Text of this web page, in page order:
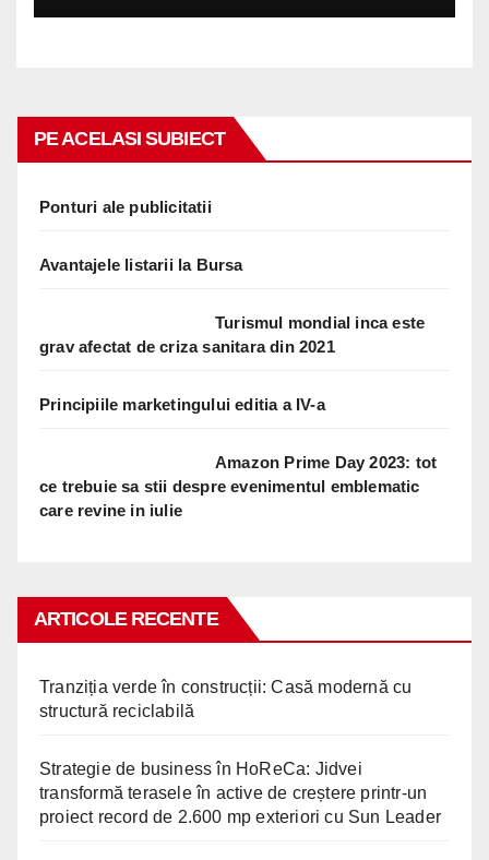
PE ACELASI SUBIECT
Ponturi ale publicitatii
Avantajele listarii la Bursa
Turismul mondial inca este
grav afectat de criza sanitara din 2021
Principiile marketingului editia a IV-a
Amazon Prime Day 2023: tot
ce trebuie sa stii despre evenimentul emblematic
care revine in iulie
ARTICOLE RECENTE
Tranziția verde în construcții: Casă modernă cu
structură reciclabilă
Strategie de business în HoReCa: Jidvei
transformă terasele în active de creștere printr-un
proiect record de 2.600 mp exteriori cu Sun Leader